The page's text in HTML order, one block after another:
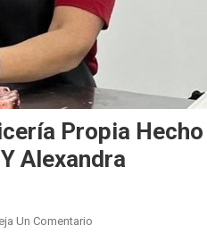
Propia
Alexandra
Un Comentario